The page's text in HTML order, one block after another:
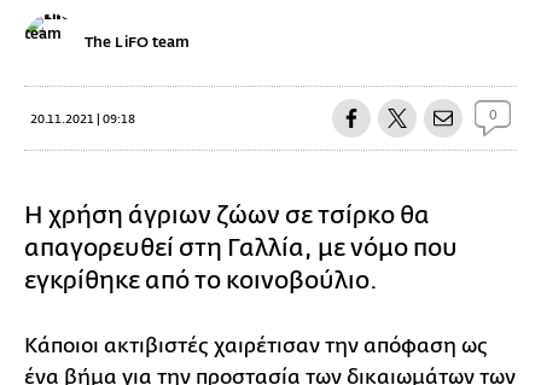
The LiFO team
20.11.2021 | 09:18 0
Η χρήση άγριων ζώων σε τσίρκο θα
απαγορευθεί στη Γαλλία, με νόμο που
εγκρίθηκε από το κοινοβούλιο.
Κάποιοι ακτιβιστές χαιρέτισαν την απόφαση ως
ένα βήμα για την προστασία των δικαιωμάτων των